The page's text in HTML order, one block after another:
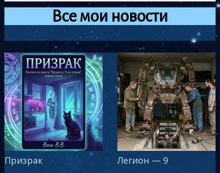
Все мои новости
Призрак Легион — 9